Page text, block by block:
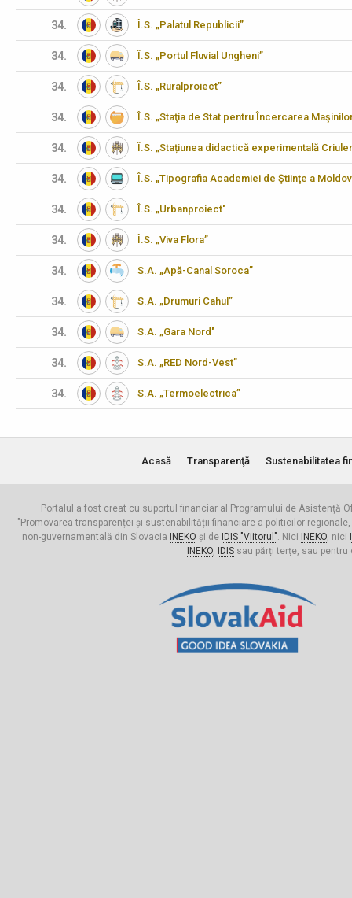
34. Î.S. „Palatul Republicii”
34. Î.S. „Portul Fluvial Ungheni”
34. Î.S. „Ruralproiect”
34. Î.S. „Staţia de Stat pentru Încercarea
34. Î.S. „Stațiunea didactică experimentală
34. Î.S. „Tipografia Academiei de Ştiinţe a
34. Î.S. „Urbanproiect"
34. Î.S. „Viva Flora”
34. S.A. „Apă-Canal Soroca”
34. S.A. „Drumuri Cahul”
34. S.A. „Gara Nord"
34. S.A. „RED Nord-Vest”
34. S.A. „Termoelectrica”
Acasă Transparenţă Sustenabilitatea
Portalul a fost creat cu suportul financiar al Programului de Asistență
"Promovarea transparenței și sustenabilității financiare a politicilor
non-guvernamentală din Slovacia
INEKO și de IDIS "Viitorul". Nici INEKO, nici
INEKO, IDISsau părți terțe, sau pentru